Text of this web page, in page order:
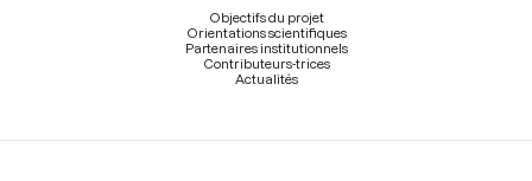
Objectifs du projet
Orientations scientifiques
Partenaires institutionnels
Contributeurs-trices
Actualités